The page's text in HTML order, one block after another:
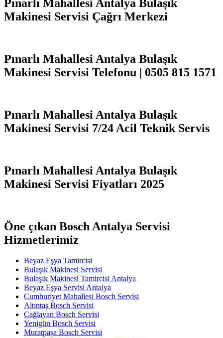
Pınarlı Mahallesi Antalya Bulaşık
Makinesi Servisi Çağrı Merkezi
Pınarlı Mahallesi Antalya Bulaşık
Makinesi Servisi Telefonu | 0505 815 1571
Pınarlı Mahallesi Antalya Bulaşık
Makinesi Servisi 7/24 Acil Teknik Servis
Pınarlı Mahallesi Antalya Bulaşık
Makinesi Servisi Fiyatları 2025
Öne çıkan Bosch Antalya Servisi
Hizmetlerimiz
Beyaz Eşya Tamircisi
Bulaşık Makinesi Servisi
Bulaşık Makinesi Tamircisi Antalya
Beyaz Eşya Servisi Antalya
Cumhuriyet Mahallesi Bosch Servisi
Altıntaş Bosch Servisi
Çağlayan Bosch Servisi
Yenigün Bosch Servisi
Muratpaşa Bosch Servisi